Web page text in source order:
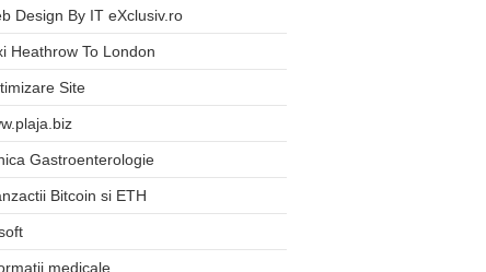
Design By IT eXclusiv.ro
Heathrow To London
Site
Gastroenterologie
Bitcoin si ETH
medicale